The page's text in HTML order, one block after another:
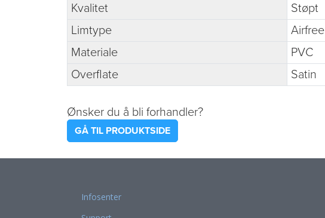
Kvalitet
Støpt
Limtype
Airfree
Materiale
PVC
Overflate
Satin
Ønsker du å bli forhandler?
GÅ TIL PRODUKTSIDE
Infosenter